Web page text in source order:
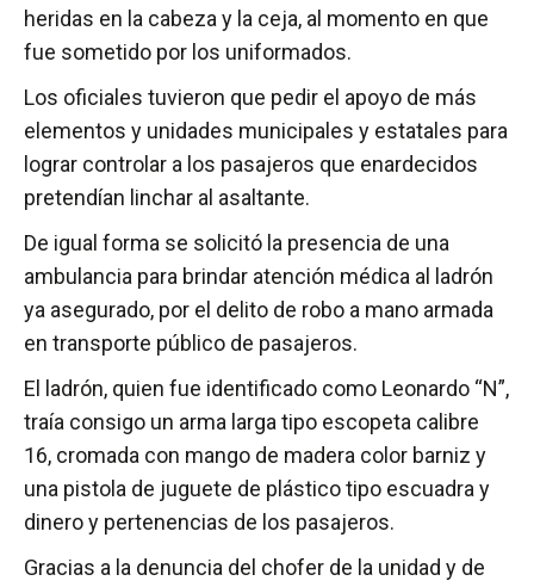
heridas en la cabeza y la ceja, al momento en que
fue sometido por los uniformados.
Los oficiales tuvieron que pedir el apoyo de más
elementos y unidades municipales y estatales para
lograr controlar a los pasajeros que enardecidos
pretendían linchar al asaltante.
De igual forma se solicitó la presencia de una
ambulancia para brindar atención médica al ladrón
ya asegurado, por el delito de robo a mano armada
en transporte público de pasajeros.
El ladrón, quien fue identificado como Leonardo “N”,
traía consigo un arma larga tipo escopeta calibre
16, cromada con mango de madera color barniz y
una pistola de juguete de plástico tipo escuadra y
dinero y pertenencias de los pasajeros.
Gracias a la denuncia del chofer de la unidad y de